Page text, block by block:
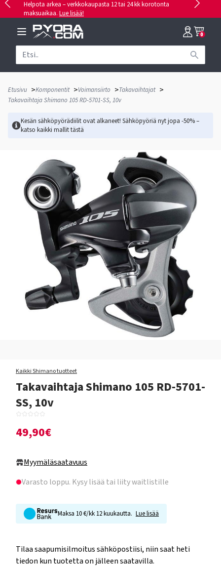
Helpota arkea – verkkokaupasta 12 tai 24 kk korotonta
maksuaikaa. Lue lisää!
0
Etusivu >Komponentit >Voimansiirto >Takavaihtajat >
Takavaihtaja Shimano 105 RD-5701-SS, 10v
Kesän sähköpyörädiilit ovat alkaneet! Sähköpyöriä nyt jopa -50% –
katso kaikki mallittästä
Kaikki Shimano tuotteet
Takavaihtaja Shimano 105 RD-5701-
SS, 10v
49,90€
Myymäläsaatavuus
Varasto loppu. Kysy lisää tai liity waitlistille
Maksa 10 €/kk 12 kuukautta. Lue lisää
Tilaa saapumisilmoitus sähköpostiisi, niin saat heti
tiedon kun tuotetta on jälleen saatavilla.